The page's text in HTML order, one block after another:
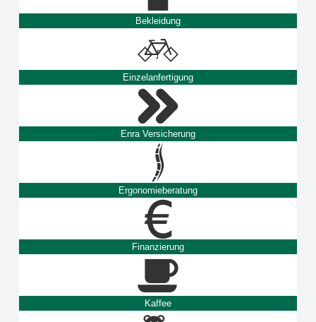
Bekleidung
Einzelanfertigung
Enra Versicherung
Ergonomieberatung
Finanzierung
Kaffee